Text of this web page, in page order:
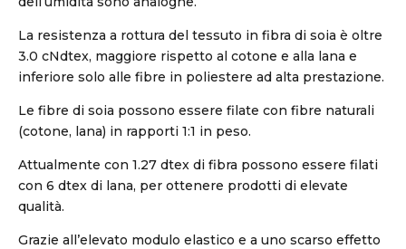
La resistenza a rottura del tessuto in fibra di soia è oltre
3.0 cNdtex, maggiore rispetto al cotone e alla lana e
inferiore solo alle fibre in poliestere ad alta prestazione.
Le fibre di soia possono essere filate con fibre naturali
(cotone, lana) in rapporti 1:1 in peso.
Attualmente con 1.27 dtex di fibra possono essere filati
con 6 dtex di lana, per ottenere prodotti di elevate
qualità.
Grazie all’elevato modulo elastico e a uno scarso effetto